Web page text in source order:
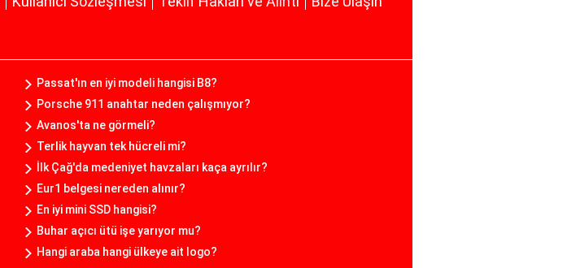
Passat'ın en iyi modeli hangisi B8?
Porsche 911 anahtar neden çalışmıyor?
Avanos'ta ne görmeli?
Terlik hayvan tek hücreli mi?
İlk Çağ'da medeniyet havzaları kaça ayrılır?
Eur1 belgesi nereden alınır?
En iyi mini SSD hangisi?
Buhar açıcı ütü işe yarıyor mu?
Hangi araba hangi ülkeye ait logo?